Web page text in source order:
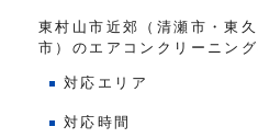
東村山市近郊（清瀬市・東
市）のエアコンクリーニン
対応エリア
対応時間